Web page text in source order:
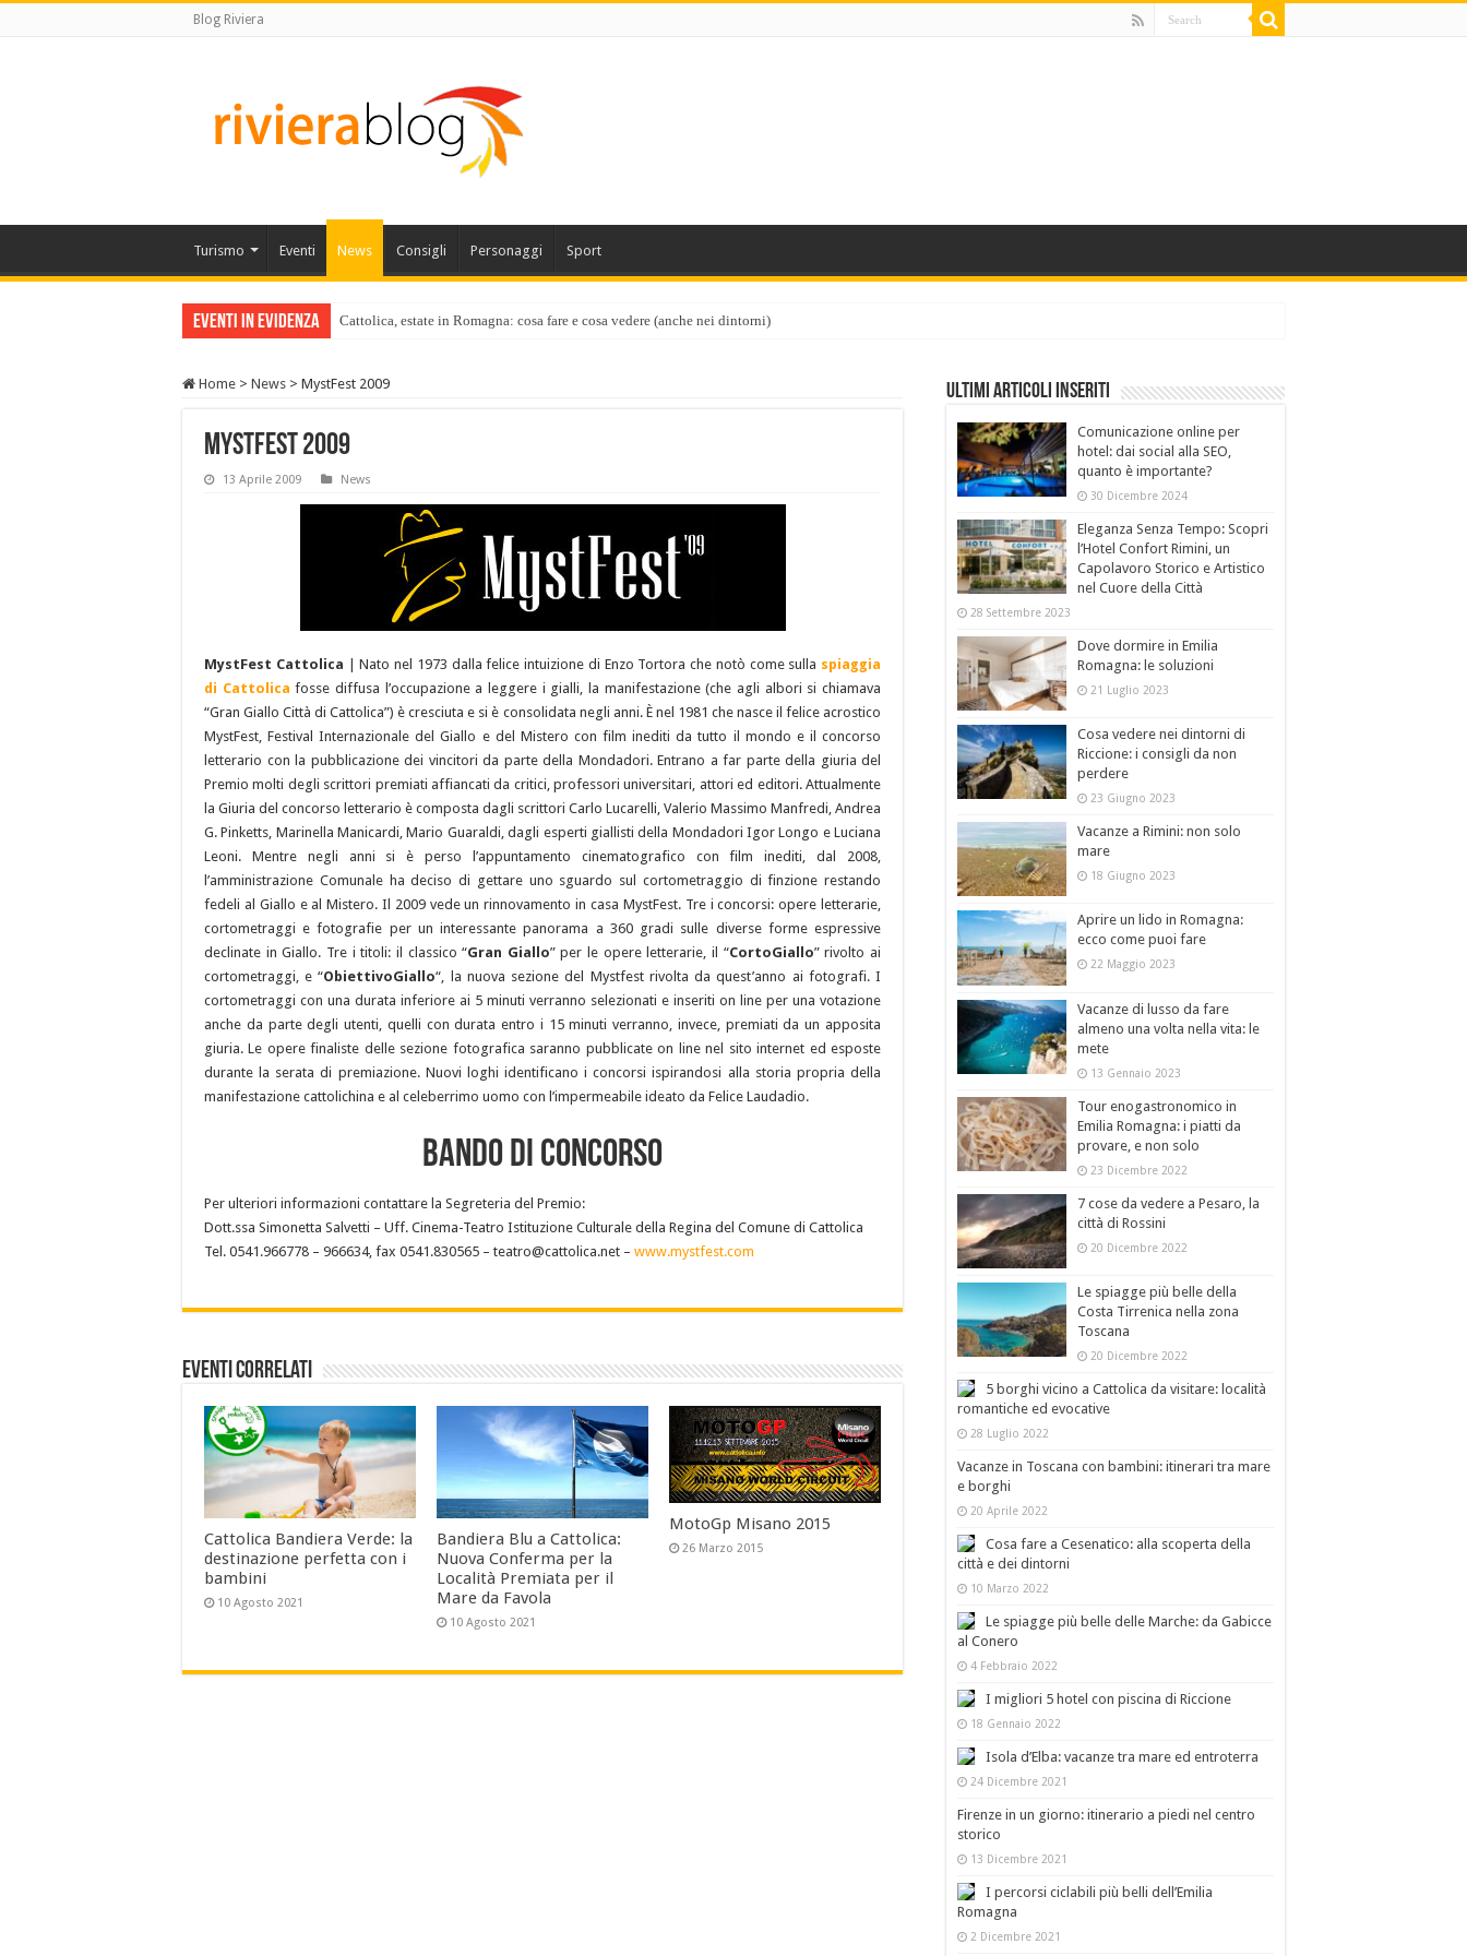
Blog Riviera
Turismo Eventi News Consigli Personaggi Sport
Eventi in Evidenza Cattolica, estate in Romagna: cosa fare e cosa vedere (anche nei dintorni)
Home > News > MystFest 2009
MystFest 2009
13 Aprile 2009 News
MystFest Cattolica | Nato nel 1973 dalla felice intuizione di Enzo Tortora che notò come sulla spiaggia
di Cattolica fosse diffusa l’occupazione a leggere i gialli, la manifestazione (che agli albori si chiamava
“Gran Giallo Città di Cattolica”) è cresciuta e si è consolidata negli anni. È nel 1981 che nasce il felice acrostico
MystFest, Festival Internazionale del Giallo e del Mistero con film inediti da tutto il mondo e il concorso
letterario con la pubblicazione dei vincitori da parte della Mondadori. Entrano a far parte della giuria del
Premio molti degli scrittori premiati affiancati da critici, professori universitari, attori ed editori. Attualmente
la Giuria del concorso letterario è composta dagli scrittori Carlo Lucarelli, Valerio Massimo Manfredi, Andrea
G. Pinketts, Marinella Manicardi, Mario Guaraldi, dagli esperti giallisti della Mondadori Igor Longo e Luciana
Leoni. Mentre negli anni si è perso l’appuntamento cinematografico con film inediti, dal 2008,
l’amministrazione Comunale ha deciso di gettare uno sguardo sul cortometraggio di finzione restando
fedeli al Giallo e al Mistero. Il 2009 vede un rinnovamento in casa MystFest. Tre i concorsi: opere letterarie,
cortometraggi e fotografie per un interessante panorama a 360 gradi sulle diverse forme espressive
declinate in Giallo. Tre i titoli: il classico “Gran Giallo” per le opere letterarie, il “CortoGiallo” rivolto ai
cortometraggi, e “ObiettivoGiallo“, la nuova sezione del Mystfest rivolta da quest’anno ai fotografi. I
cortometraggi con una durata inferiore ai 5 minuti verranno selezionati e inseriti on line per una votazione
anche da parte degli utenti, quelli con durata entro i 15 minuti verranno, invece, premiati da un apposita
giuria. Le opere finaliste delle sezione fotografica saranno pubblicate on line nel sito internet ed esposte
durante la serata di premiazione. Nuovi loghi identificano i concorsi ispirandosi alla storia propria della
manifestazione cattolichina e al celeberrimo uomo con l’impermeabile ideato da Felice Laudadio.
BANDO DI CONCORSO
Per ulteriori informazioni contattare la Segreteria del Premio:
Dott.ssa Simonetta Salvetti – Uff. Cinema-Teatro Istituzione Culturale della Regina del Comune di Cattolica
Tel. 0541.966778 – 966634, fax 0541.830565 – teatro@cattolica.net – www.mystfest.com
Eventi Correlati
Cattolica Bandiera Verde: la
destinazione perfetta con i
bambini
10 Agosto 2021
Bandiera Blu a Cattolica:
Nuova Conferma per la
Località Premiata per il
Mare da Favola
10 Agosto 2021
MotoGp Misano 2015
26 Marzo 2015
Ultimi Articoli Inseriti
Comunicazione online per
hotel: dai social alla SEO,
quanto è importante?
30 Dicembre 2024
Eleganza Senza Tempo: Scopri
l’Hotel Confort Rimini, un
Capolavoro Storico e Artistico
nel Cuore della Città
28 Settembre 2023
Dove dormire in Emilia
Romagna: le soluzioni
21 Luglio 2023
Cosa vedere nei dintorni di
Riccione: i consigli da non
perdere
23 Giugno 2023
Vacanze a Rimini: non solo
mare
18 Giugno 2023
Aprire un lido in Romagna:
ecco come puoi fare
22 Maggio 2023
Vacanze di lusso da fare
almeno una volta nella vita: le
mete
13 Gennaio 2023
Tour enogastronomico in
Emilia Romagna: i piatti da
provare, e non solo
23 Dicembre 2022
7 cose da vedere a Pesaro, la
città di Rossini
20 Dicembre 2022
Le spiagge più belle della
Costa Tirrenica nella zona
Toscana
20 Dicembre 2022
5 borghi vicino a Cattolica da visitare: località
romantiche ed evocative
28 Luglio 2022
Vacanze in Toscana con bambini: itinerari tra mare
e borghi
20 Aprile 2022
Cosa fare a Cesenatico: alla scoperta della
città e dei dintorni
10 Marzo 2022
Le spiagge più belle delle Marche: da Gabicce
al Conero
4 Febbraio 2022
I migliori 5 hotel con piscina di Riccione
18 Gennaio 2022
Isola d’Elba: vacanze tra mare ed entroterra
24 Dicembre 2021
Firenze in un giorno: itinerario a piedi nel centro
storico
13 Dicembre 2021
I percorsi ciclabili più belli dell’Emilia
Romagna
2 Dicembre 2021